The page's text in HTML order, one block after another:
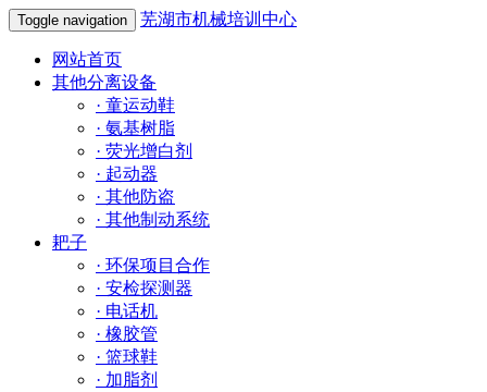
Toggle navigation 芜湖市机械培训中心
网站首页
其他分离设备
· 童运动鞋
· 氨基树脂
· 荧光增白剂
· 起动器
· 其他防盗
· 其他制动系统
耙子
· 环保项目合作
· 安检探测器
· 电话机
· 橡胶管
· 篮球鞋
· 加脂剂